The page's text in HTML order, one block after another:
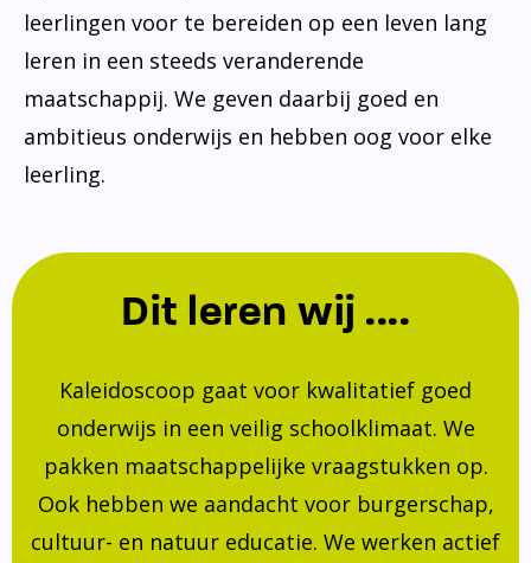
leerlingen voor te bereiden op een leven lang
leren in een steeds veranderende
maatschappij. We geven daarbij goed en
ambitieus onderwijs en hebben oog voor elke
leerling.
Dit leren wij ....
Kaleidoscoop gaat voor kwalitatief goed
onderwijs in een veilig schoolklimaat. We
pakken maatschappelijke vraagstukken op.
Ook hebben we aandacht voor burgerschap,
cultuur- en natuur educatie. We werken actief